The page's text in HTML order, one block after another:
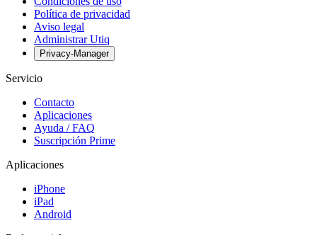
Política de privacidad
Aviso legal
Administrar Utiq
Privacy-Manager
Servicio
Contacto
Aplicaciones
Ayuda / FAQ
Suscripción Prime
Aplicaciones
iPhone
iPad
Android